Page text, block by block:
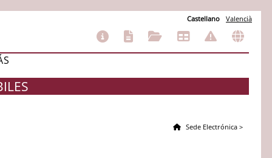
Castellano Valencià
Sede Electrónica >